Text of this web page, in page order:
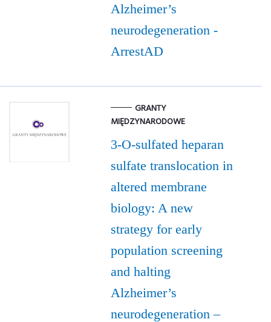
Alzheimer’s
neurodegeneration -
ArrestAD
GRANTY
MIĘDZYNARODOWE
3-O-sulfated heparan
sulfate translocation in
altered membrane
biology: A new
strategy for early
population screening
and halting
Alzheimer’s
neurodegeneration –